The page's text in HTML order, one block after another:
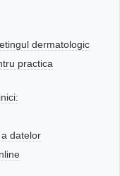
dermatologic
practica
datelor